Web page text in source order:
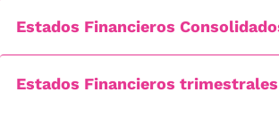
Estados Financieros
Estados Financieros trimestrales